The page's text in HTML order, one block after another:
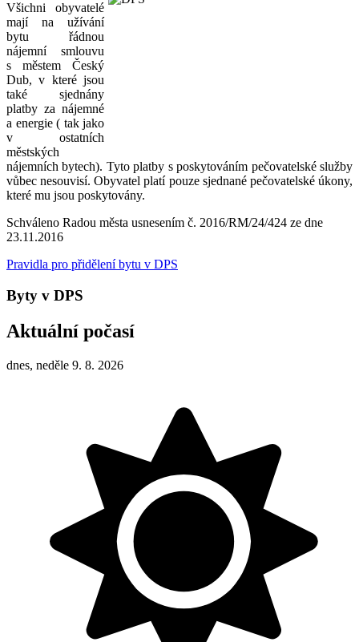
Všichni obyvatelé
mají na užívání
bytu řádnou
nájemní smlouvu
s městem Český
Dub, v které jsou
také sjednány
platby za nájemné
a energie ( tak jako
v ostatních
městských
nájemních bytech). Tyto platby s poskytováním pečovatelské služby
vůbec nesouvisí. Obyvatel platí pouze sjednané pečovatelské úkony,
které mu jsou poskytovány.
Schváleno Radou města usnesením č. 2016/RM/24/424 ze dne
23.11.2016
Pravidla pro přidělení bytu v DPS
Byty v DPS
Aktuální počasí
dnes, neděle 9. 8. 2026